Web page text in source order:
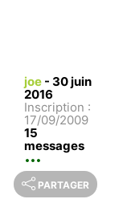
joe - 30 juin
2016
Inscription :
17/09/2009
15
messages
PARTAGER